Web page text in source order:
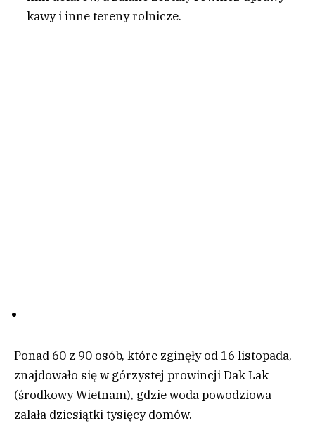
kawy i inne tereny rolnicze.
Ponad 60 z 90 osób, które zginęły od 16 listopada,
znajdowało się w górzystej prowincji Dak Lak
(środkowy Wietnam), gdzie woda powodziowa
zalała dziesiątki tysięcy domów.